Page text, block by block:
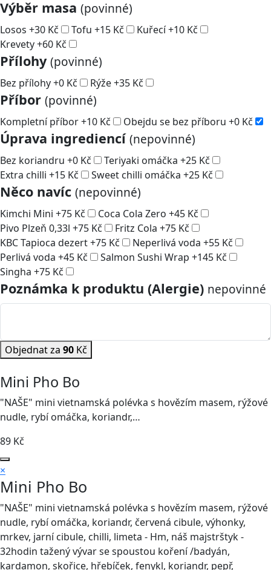
Výběr masa (povinné)
Losos +30 Kč Tofu +15 Kč Kuřecí+10 Kč
Krevety+60 Kč
Přílohy (povinné)
Bez přílohy+0 Kč Rýže+35 Kč
Příbor (povinné)
Kompletní příbor+10 Kč Obejdu se bez příboru +0 Kč
Úprava ingrediencí (nepovinné)
Bez koriandru +0 Kč Teriyaki omáčka +25 Kč
Extra chilli +15 Kč Sweet chilli omáčka +25 Kč
Něco navíc (nepovinné)
Kimchi Mini +75 Kč Coca Cola Zero +45 Kč
Pivo Plzeň 0,33l +75 Kč Fritz Cola +75 Kč
KBC Tapioca dezert+75 Kč Neperlivá voda +55 Kč
Perlivá voda +45 Kč Salmon Sushi Wrap +145 Kč
Singha +75 Kč
Poznámka k produktu (Alergie) nepovinné
Objednat za 90 Kč
Mini Pho Bo
"NAŠE" mini vietnamská polévka s hovězím masem, rýžové
nudle, rybí omáčka, koriandr,…
89 Kč
×
Mini Pho Bo
"NAŠE" mini vietnamská polévka s hovězím masem, rýžové
nudle, rybí omáčka, koriandr, červená cibule, výhonky,
mrkev, jarní cibule, chilli, limeta - Hm, náš majstrštyk -
32hodin tažený vývar se spoustou koření /badyán,
kardamon, skořice, hřebíček, fenykl, koriandr, pepř,